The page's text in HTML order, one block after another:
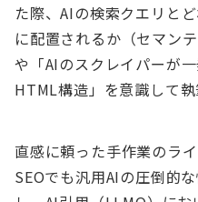
た際、AIの検索クエリと
に配置されるか（セマン
や「AIのスクレイパーが
HTML構造」を意識して執
直感に頼った手作業のラ
SEOでも汎用AIの圧倒的